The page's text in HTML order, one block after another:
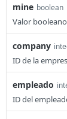
mine boolean
Valor
company
ID de la
empleado
ID del